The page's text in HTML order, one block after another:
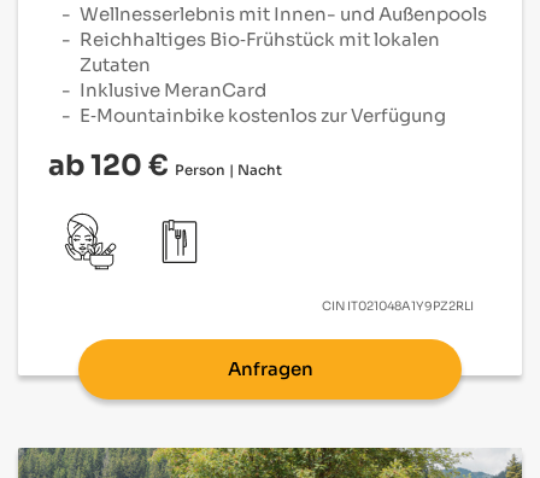
Wellnesserlebnis mit Innen- und Außenpools
Reichhaltiges Bio‑Frühstück mit lokalen
Zutaten
Inklusive MeranCard
E‑Mountainbike kostenlos zur Verfügung
ab 120 € Person | Nacht
CIN IT021048A1Y9PZ2RLI
Anfragen